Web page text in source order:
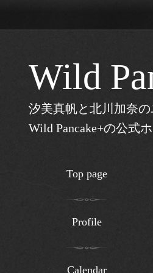
Wild
汐美真帆と北川加奈の
Wild Pancake+の公式
Top page
Profile
Calendar